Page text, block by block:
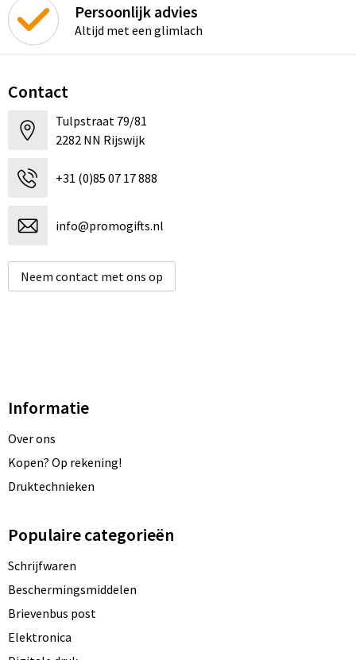
Persoonlijk advies
Altijd met een glimlach
Contact
Tulpstraat 79/81
2282 NN Rijswijk
+31 (0)85 07 17 888
info@promogifts.nl
Neem contact met ons op
Informatie
Over ons
Kopen? Op rekening!
Druktechnieken
Populaire categorieën
Schrijfwaren
Beschermingsmiddelen
Brievenbus post
Elektronica